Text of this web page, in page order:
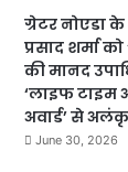
ग्रेटर नोएडा
प्रसाद शर्मा
की मानद
‘लाइफ टाइम
अवार्ड’ से
June 30, 2026